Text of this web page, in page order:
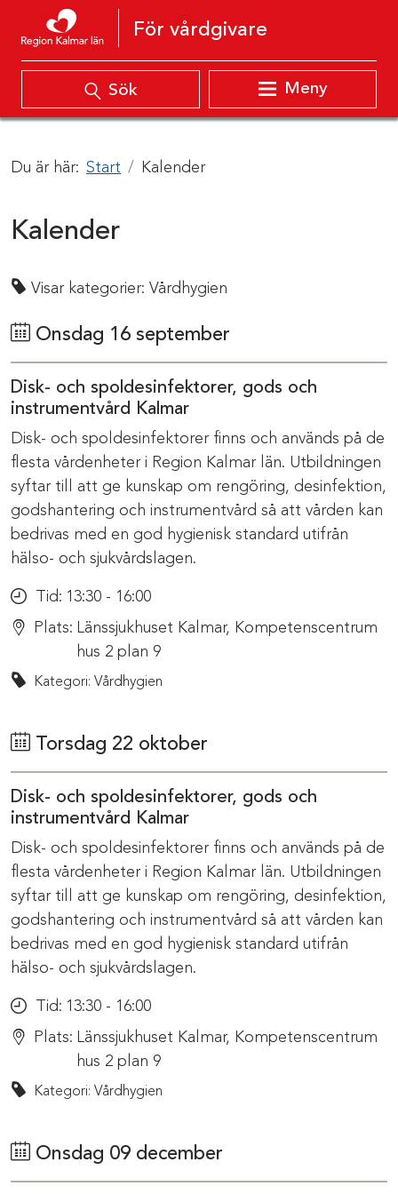
Hoppa till innehåll
För vårdgivare
Sök Meny
Du är här: Start Kalender
Kalender
Visar kategorier: Vårdhygien
Onsdag 16 september
Disk- och spoldesinfektorer, gods och
instrumentvård Kalmar
Disk- och spoldesinfektorer finns och används på de
flesta vårdenheter i Region Kalmar län. Utbildningen
syftar till att ge kunskap om rengöring, desinfektion,
godshantering och instrumentvård så att vården kan
bedrivas med en god hygienisk standard utifrån
hälso- och sjukvårdslagen.
Tid: 13:30 - 16:00
Plats: Länssjukhuset Kalmar, Kompetenscentrum
hus 2 plan 9
Kategori: Vårdhygien
Torsdag 22 oktober
Disk- och spoldesinfektorer, gods och
instrumentvård Kalmar
Disk- och spoldesinfektorer finns och används på de
flesta vårdenheter i Region Kalmar län. Utbildningen
syftar till att ge kunskap om rengöring, desinfektion,
godshantering och instrumentvård så att vården kan
bedrivas med en god hygienisk standard utifrån
hälso- och sjukvårdslagen.
Tid: 13:30 - 16:00
Plats: Länssjukhuset Kalmar, Kompetenscentrum
hus 2 plan 9
Kategori: Vårdhygien
Onsdag 09 december